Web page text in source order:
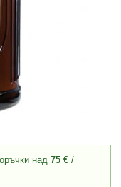
над 75 € /